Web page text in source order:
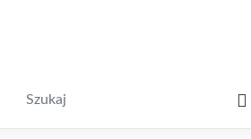
Wyszukiwarka